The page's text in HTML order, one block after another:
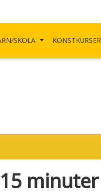
SKOLA KONSTKURSER
minuter